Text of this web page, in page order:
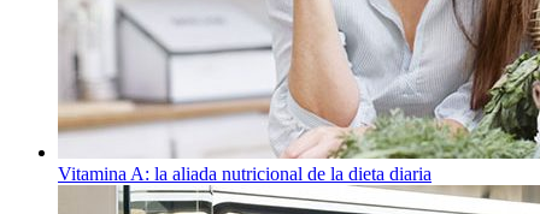
Vitamina A: la aliada nutricional de la dieta diaria